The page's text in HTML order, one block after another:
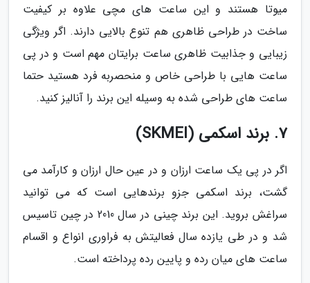
میوتا هستند و این ساعت های مچی علاوه بر کیفیت
ساخت در طراحی ظاهری هم تنوع بالایی دارند. اگر ویژگی
زیبایی و جذابیت ظاهری ساعت برایتان مهم است و در پی
ساعت هایی با طراحی خاص و منحصربه فرد هستید حتما
ساعت های طراحی شده به وسیله این برند را آنالیز کنید.
7. برند اسکمی (SKMEI)
اگر در پی یک ساعت ارزان و در عین حال ارزان و کارآمد می
گشت، برند اسکمی جزو برندهایی است که می توانید
سراغش بروید. این برند چینی در سال 2010 در چین تاسیس
شد و در طی یازده سال فعالیتش به فراوری انواع و اقسام
ساعت های میان رده و پایین رده پرداخته است.